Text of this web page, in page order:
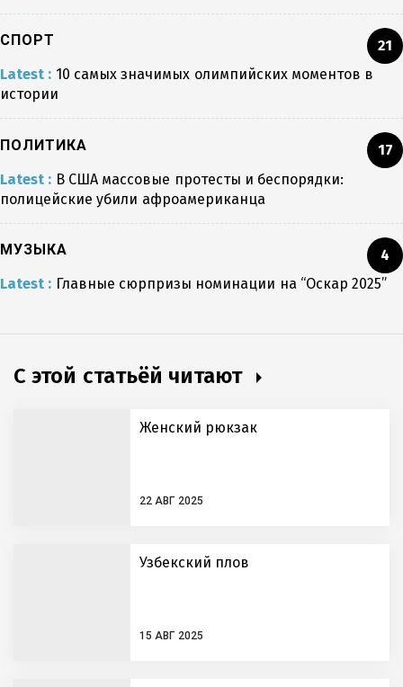
СПОРТ
21
Latest : 10 самых значимых олимпийских моментов в
истории
ПОЛИТИКА
17
Latest : В США массовые протесты и беспорядки:
полицейские убили афроамериканца
МУЗЫКА
4
Latest : Главные сюрпризы номинации на “Оскар 2025”
С этой статьёй читают
Женский рюкзак
22 АВГ 2025
Узбекский плов
15 АВГ 2025